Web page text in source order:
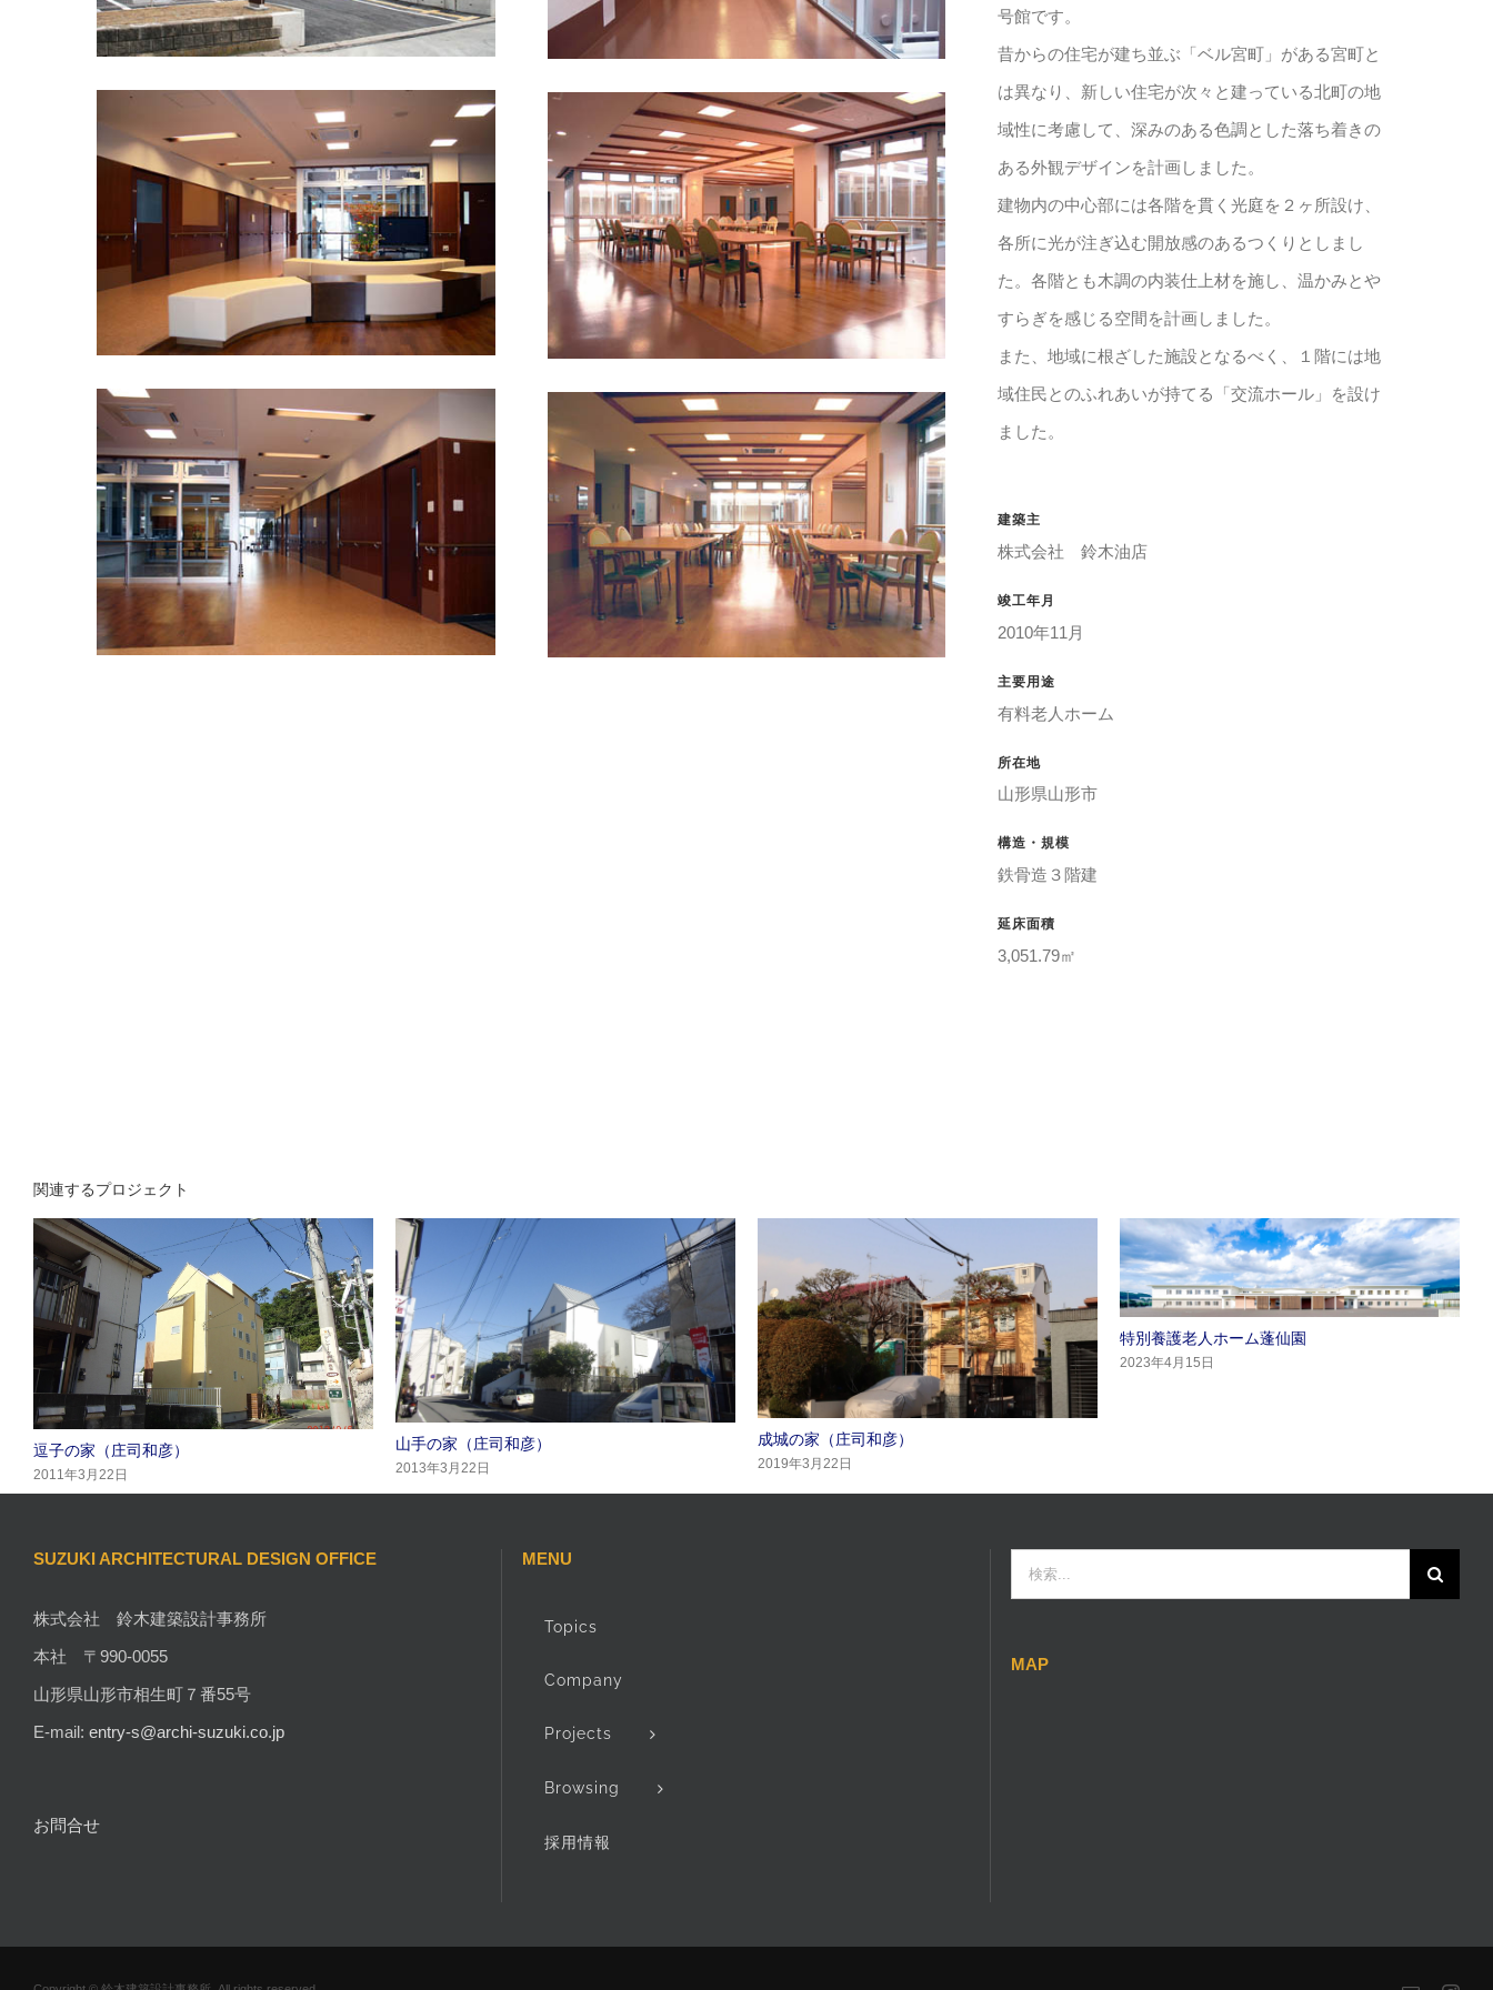
号館です。
昔からの住宅が建ち並ぶ「ベル宮町」がある宮町と
は異なり、新しい住宅が次々と建っている北町の地
域性に考慮して、深みのある色調とした落ち着きの
ある外観デザインを計画しました。
建物内の中心部には各階を貫く光庭を２ヶ所設け、
各所に光が注ぎ込む開放感のあるつくりとしまし
た。各階とも木調の内装仕上材を施し、温かみとや
すらぎを感じる空間を計画しました。
また、地域に根ざした施設となるべく、１階には地
域住民とのふれあいが持てる「交流ホール」を設け
ました。
建築主
株式会社 鈴木油店
竣工年月
2010年11月
主要用途
有料老人ホーム
所在地
山形県山形市
構造・規模
鉄骨造３階建
延床面積
3,051.79㎡
関連するプロジェクト
逗子の家（庄司和彦）
2011年3月22日
山手の家（庄司和彦）
2013年3月22日
成城の家（庄司和彦）
2019年3月22日
特別養護老人ホーム蓬仙園
2023年4月15日
SUZUKI ARCHITECTURAL DESIGN OFFICE
株式会社 鈴木建築設計事務所
本社 〒990-0055
山形県山形市相生町７番55号
E-mail: entry-s@archi-suzuki.co.jp
お問合せ
MENU
Topics
Company
Projects
Browsing
採用情報
索
MAP